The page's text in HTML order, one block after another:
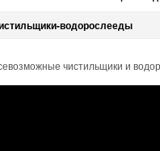
водорослееды
чистильщики и